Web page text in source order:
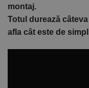
montaj.
Totul durează
afla cât este de